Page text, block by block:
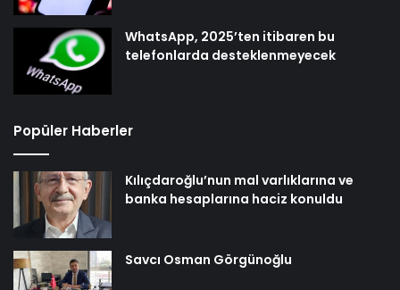
WhatsApp, 2025’ten itibaren bu
telefonlarda desteklenmeyecek
Popüler Haberler
Kılıçdaroğlu’nun mal varlıklarına ve
banka hesaplarına haciz konuldu
Savcı Osman Görgünoğlu